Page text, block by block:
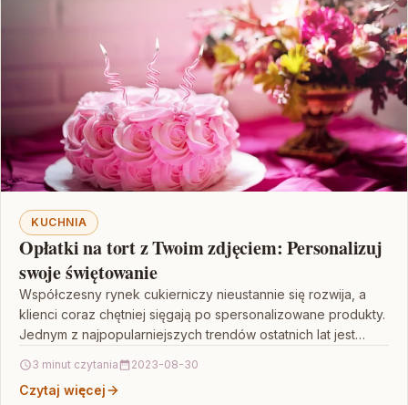
KUCHNIA
Opłatki na tort z Twoim zdjęciem: Personalizuj
swoje świętowanie
Współczesny rynek cukierniczy nieustannie się rozwija, a
klienci coraz chętniej sięgają po spersonalizowane produkty.
Jednym z najpopularniejszych trendów ostatnich lat jest
3 minut czytania 2023-08-30
Czytaj więcej